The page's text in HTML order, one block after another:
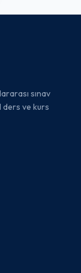
sınav
ders ve kurs